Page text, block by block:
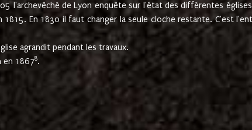
l'archevêché de Lyon enquête sur l'état des différentes
En 1830 il faut changer la seule cloche restante. C'est
agrandit pendant les travaux.
en 18678.